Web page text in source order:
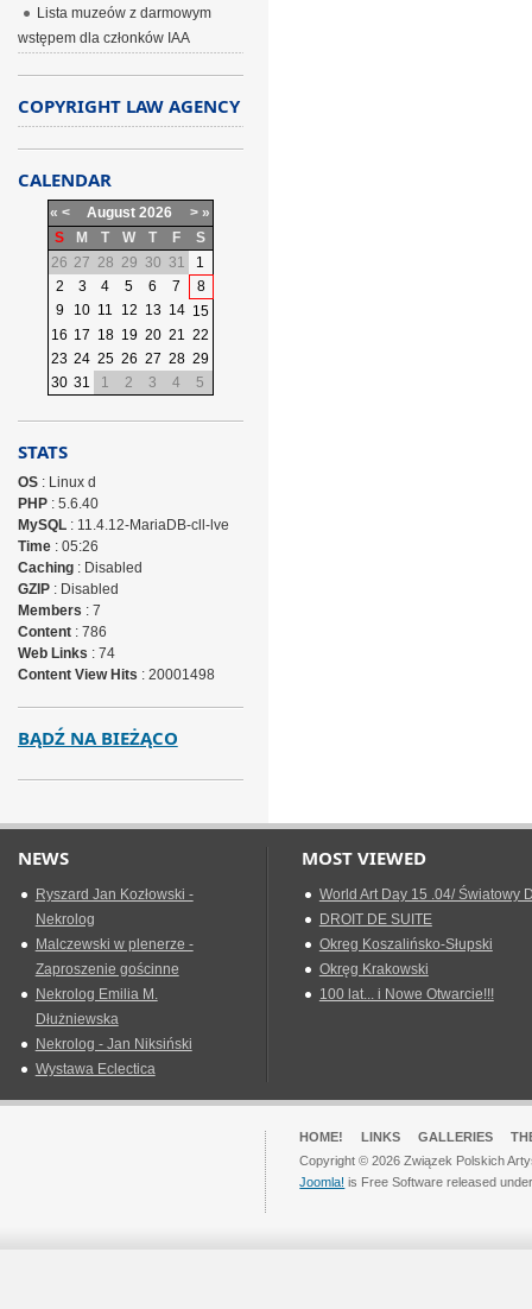
Lista muzeów z darmowym
wstępem dla członków IAA
COPYRIGHT LAW AGENCY
CALENDAR
« < August 2026 > »
S
M T W T F
S
26 27 28 29 30 31
1
2
3 4 5 6 7
8
9
10 11 12 13 14 15
16 17 18 19 20 21 22
23 24 25 26 27 28 29
30 31 1 2 3 4 5
STATS
OS: Linux d
PHP: 5.6.40
MySQL: 11.4.12-MariaDB-cll-lve
Time: 05:26
Caching: Disabled
GZIP: Disabled
Members : 7
Content: 786
Web Links : 74
Content View Hits : 20001498
BĄDŹ NA BIEŻĄCO
NEWS
Ryszard Jan Kozłowski -
Nekrolog
Malczewski w plenerze -
Zaproszenie gościnne
Nekrolog Emilia M.
Dłużniewska
Nekrolog - Jan Niksiński
Wystawa Eclectica
MOST VIEWED
World Art Day 15 .04/ Światowy
DROIT DE SUITE
Okreg Koszalińsko-Słupski
Okręg Krakowski
100 lat... i Nowe Otwarcie!!!
HOME! LINKS GALLERIES
Copyright © 2026 Związek Polskich
Joomla! is Free Software released